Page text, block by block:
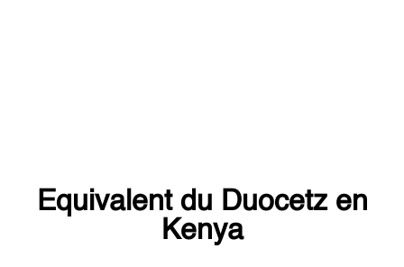
Equivalent du Duocetzen
Kenya